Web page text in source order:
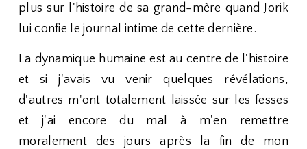
plus sur l'histoire de sa grand-mère quand Jorik
lui confie le journal intime de cette dernière.
La dynamique humaine est au centre de l'histoire
et si j'avais vu venir quelques révélations,
d'autres m'ont totalement laissée sur les fesses
et j'ai encore du mal à m'en remettre
moralement des jours après la fin de mon